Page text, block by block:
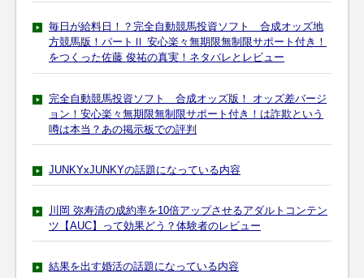
毎日が給料日！？完全自動競馬投資ソフト 合成オッズ地
方競馬版！パートⅡ 安心楽々無期限無制限サポート付き！
をつくった佐藤 俊祐の真実！ネタバレとレビュー
完全自動競馬投資ソフト 合成オッズ版！ オッズ差バージ
ョン！安心楽々無期限無制限サポート付き！は詐欺という
噂は本当？あの掲示板での評判
JUNKYxJUNKYの話題になっている内容
川岡 弥寿清の成約率を10倍アップさせるアダルトコンテン
ツ【AUC】って効果どう？体験者のレビュー
結果を出す婚活の話題になっている内容